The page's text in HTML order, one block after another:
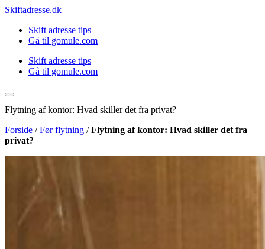
Videre
indhold
Skiftadresse.dk
Skift adresse tips
Gå til gomule.com
Skift adresse tips
Gå til gomule.com
Flytning af kontor: Hvad skiller det fra privat?
Forside /Før flytning /Flytning af kontor: Hvad skiller det fra
privat?